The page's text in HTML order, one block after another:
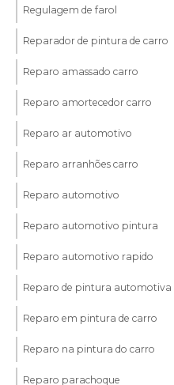
Regulagem de farol
Reparador de pintura de carro
Reparo amassado carro
Reparo amortecedor carro
Reparo ar automotivo
Reparo arranhões carro
Reparo automotivo
Reparo automotivo pintura
Reparo automotivo rapido
Reparo de pintura automotiva
Reparo em pintura de carro
Reparo na pintura do carro
Reparo parachoque